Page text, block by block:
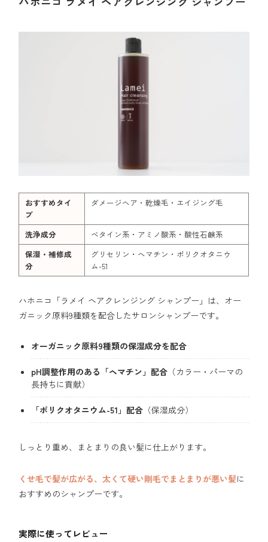
おすすめタイ
プ
ダメージヘア・乾燥毛・エイジング毛
洗浄成分
ベタイン系・アミノ酸系・酸性石鹸系
保湿・補修成
分
グリセリン・ヘマチン・ポリクオタニウ
ム-51
ハホニコ「ラメイ ヘアクレンジング シャンプー」は、オー
ガニック原料9種類を配合したサロンシャンプーです。
オーガニック原料9種類の保湿成分を配合
pH調整作用のある「ヘマチン」配合 （カラー・パーマの
長持ちに貢献）
「ポリクオタニウム-51」配合 （保湿成分）
しっとり重め、まとまりの良い髪に仕上がります。
くせ毛で髪が広がる、太くて硬い剛毛でまとまりが悪い髪に
おすすめのシャンプーです。
実際に使ってレビュー